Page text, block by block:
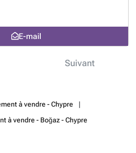
E-mail
Suivant
à vendre - Chypre
à vendre - Boğaz - Chypre